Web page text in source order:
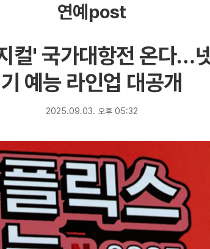
연예post
컬' 국가대항전 온다…
기 예능 라인업 대공개
2025.09.03. 오후 05:32